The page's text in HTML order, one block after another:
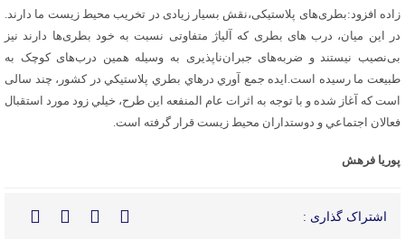
زاده افزود:بطری‌های پلاستیکی،نقش بسیار زیادی در تخریب محیط زیست ما دارند.
در این میان، درب های بطری که آلیاژ متفاوتی نسبت به خود بطری‌ها دارند نیز
بی‌نصیب نیستند و ضربه‌های جبران‌ناپذیری به وسیله همین درب‌های کوچک به
طبیعت ما رسیده است.ايده جمع آوري درهاي بطري پلاستيكي در كشور، چند سالی
است که آغاز شده و با توجه به اثرات عام المنفعه اين طرح، خيلي زود مورد استقبال
فعالان اجتماعي و دوستداران محيط زيست قرار گرفته است.
پوریا فرهش
اشتراک گذاری :